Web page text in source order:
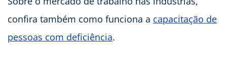
confira também como funciona a capacitação de
pessoas com deficiência.